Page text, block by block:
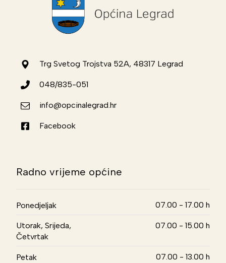
Trg Svetog Trojstva 52A, 48317 Legrad
048/835-051
info@opcinalegrad.hr
Facebook
Radno vrijeme općine
Ponedjeljak 07.00 - 17.00 h
Utorak, Srijeda,
Četvrtak
07.00 - 15.00 h
Petak 07.00 - 13.00 h